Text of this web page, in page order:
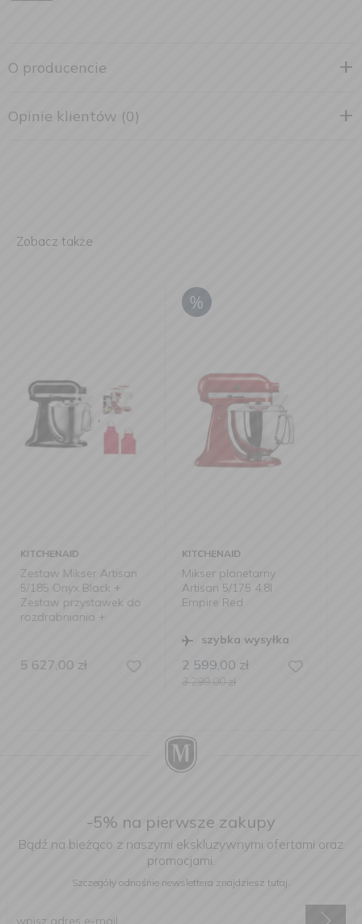
O producencie
Opinie klientów (0)
Zobacz także
KITCHENAID
Mikser planetarny
Artisan 5/175 4,8l
Empire Red
2 599,00
KITCHENAID
Zestaw mikser Artisan
5/175 Almond Cream +
przystawka do tarcia i
4 678,00
-5% na pierwsze zakupy
Bądź na bieżąco z naszymi ekskluzywnymi ofertami oraz
promocjami.
Szczegóły odnośnie newslettera znajdziesz tutaj.